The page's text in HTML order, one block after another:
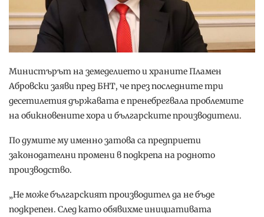
Министърът на земеделието и храните Пламен
Абровски заяви пред БНТ, че през последните три
десетилетия държавата е пренебрегвала проблемите
на обикновените хора и българските производители.
По думите му именно затова са предприети
законодателни промени в подкрепа на родното
производство.
„Не може българският производител да не бъде
подкрепен. След като обявихме инициативата